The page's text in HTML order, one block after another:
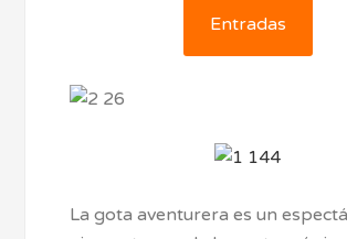
Entradas
La gota aventurera es un